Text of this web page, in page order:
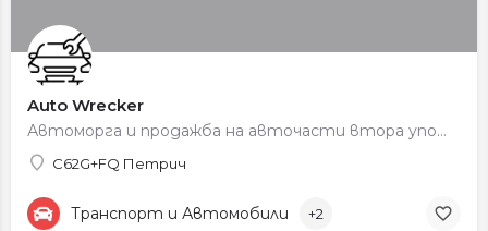
Auto Wrecker
Автоморга и продажба на авточасти втора употреба.
C62G+FQ Петрич
Транспорт и Автомобили +2